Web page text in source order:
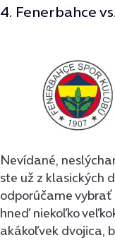
4. Fenerbahce
Nevídané,
ste už z klasických
odporúčame vybrať
hneď niekoľko
akákoľvek dvojica,